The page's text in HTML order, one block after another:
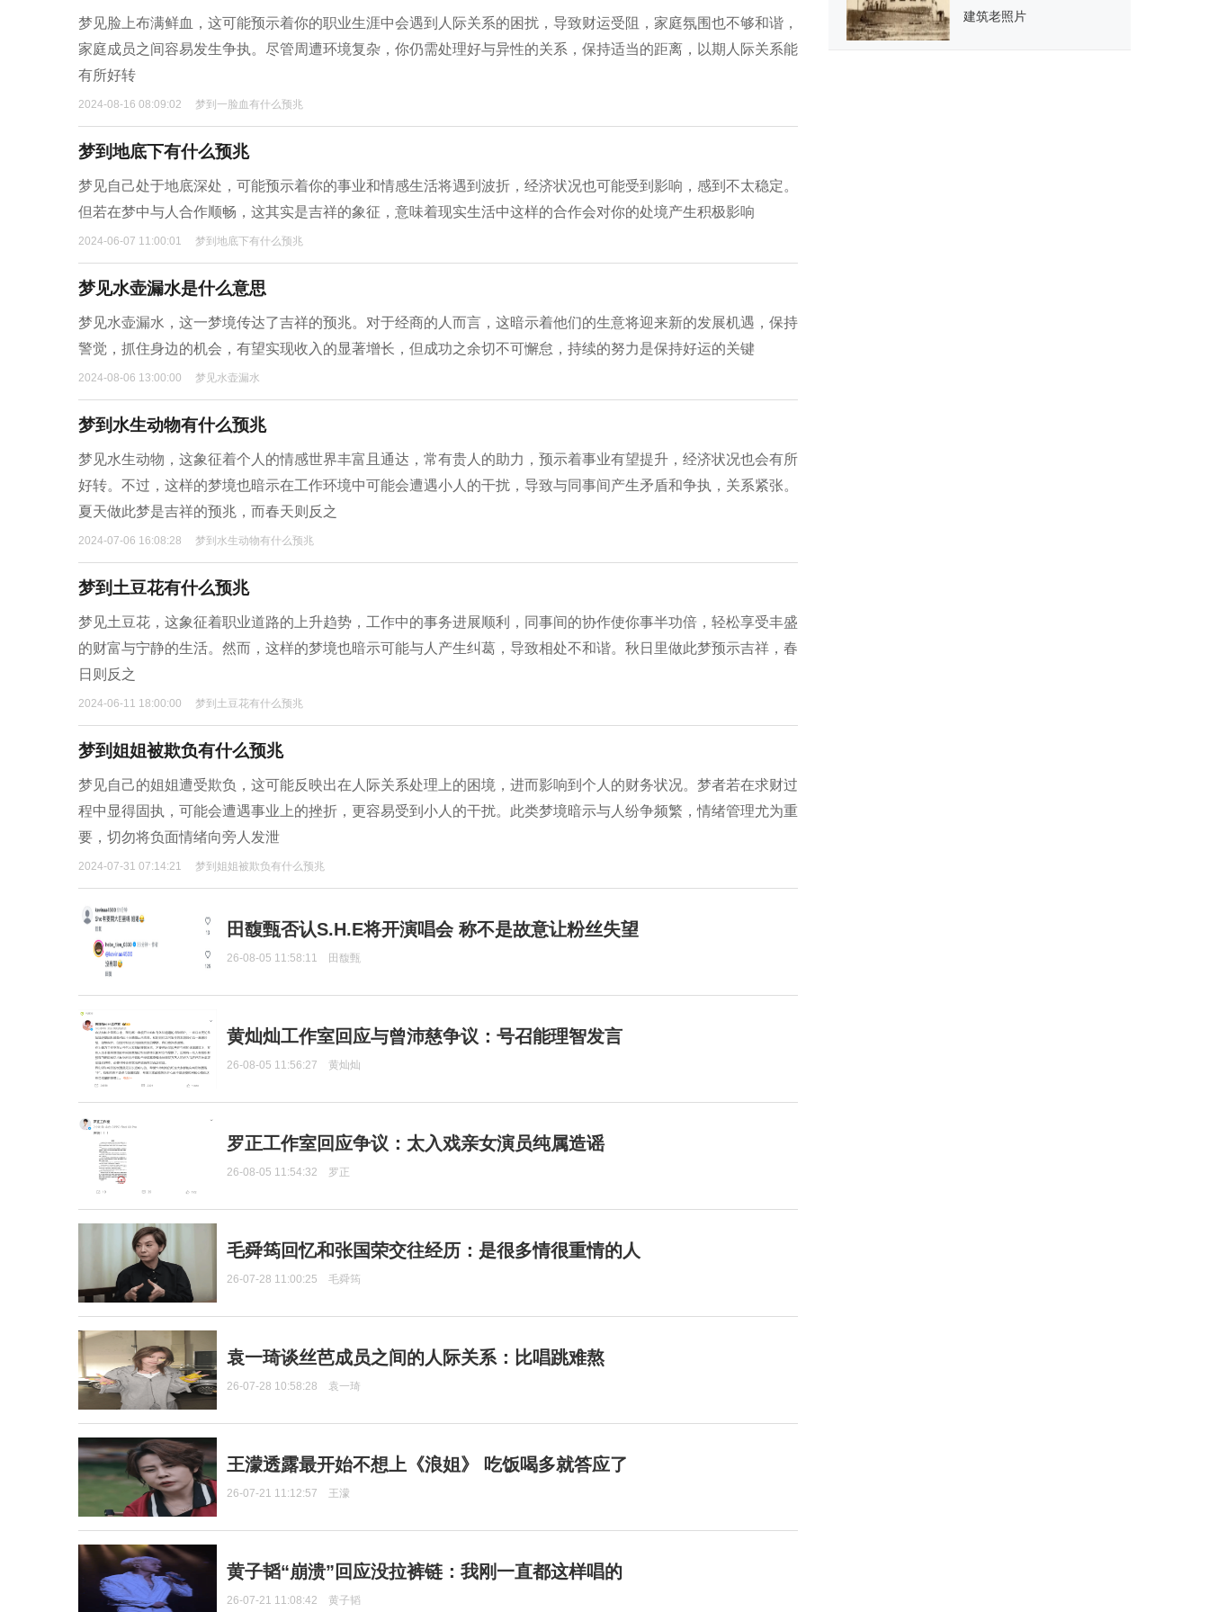
梦见脸上布满鲜血，这可能预示着你的职业生涯中会遇到人际关系的困扰，导致财运受阻，家庭氛围也不够和谐，
家庭成员之间容易发生争执。尽管周遭环境复杂，你仍需处理好与异性的关系，保持适当的距离，以期人际关系能
有所好转
2024-08-16 08:09:02 梦到一脸血有什么预兆
梦到地底下有什么预兆
梦见自己处于地底深处，可能预示着你的事业和情感生活将遇到波折，经济状况也可能受到影响，感到不太稳定。
但若在梦中与人合作顺畅，这其实是吉祥的象征，意味着现实生活中这样的合作会对你的处境产生积极影响
2024-06-07 11:00:01 梦到地底下有什么预兆
梦见水壶漏水是什么意思
梦见水壶漏水，这一梦境传达了吉祥的预兆。对于经商的人而言，这暗示着他们的生意将迎来新的发展机遇，保持
警觉，抓住身边的机会，有望实现收入的显著增长，但成功之余切不可懈怠，持续的努力是保持好运的关键
2024-08-06 13:00:00 梦见水壶漏水
梦到水生动物有什么预兆
梦见水生动物，这象征着个人的情感世界丰富且通达，常有贵人的助力，预示着事业有望提升，经济状况也会有所
好转。不过，这样的梦境也暗示在工作环境中可能会遭遇小人的干扰，导致与同事间产生矛盾和争执，关系紧张。
夏天做此梦是吉祥的预兆，而春天则反之
2024-07-06 16:08:28 梦到水生动物有什么预兆
梦到土豆花有什么预兆
梦见土豆花，这象征着职业道路的上升趋势，工作中的事务进展顺利，同事间的协作使你事半功倍，轻松享受丰盛
的财富与宁静的生活。然而，这样的梦境也暗示可能与人产生纠葛，导致相处不和谐。秋日里做此梦预示吉祥，春
日则反之
2024-06-11 18:00:00 梦到土豆花有什么预兆
梦到姐姐被欺负有什么预兆
梦见自己的姐姐遭受欺负，这可能反映出在人际关系处理上的困境，进而影响到个人的财务状况。梦者若在求财过
程中显得固执，可能会遭遇事业上的挫折，更容易受到小人的干扰。此类梦境暗示与人纷争频繁，情绪管理尤为重
要，切勿将负面情绪向旁人发泄
2024-07-31 07:14:21 梦到姐姐被欺负有什么预兆
田馥甄否认S.H.E将开演唱会 称不是故意让粉丝失望
26-08-05 11:58:11 田馥甄
黄灿灿工作室回应与曾沛慈争议：号召能理智发言
26-08-05 11:56:27 黄灿灿
罗正工作室回应争议：太入戏亲女演员纯属造谣
26-08-05 11:54:32 罗正
毛舜筠回忆和张国荣交往经历：是很多情很重情的人
26-07-28 11:00:25 毛舜筠
袁一琦谈丝芭成员之间的人际关系：比唱跳难熬
26-07-28 10:58:28 袁一琦
王濛透露最开始不想上《浪姐》 吃饭喝多就答应了
26-07-21 11:12:57 王濛
黄子韬“崩溃”回应没拉裤链：我刚一直都这样唱的
26-07-21 11:08:42 黄子韬
建筑老照片